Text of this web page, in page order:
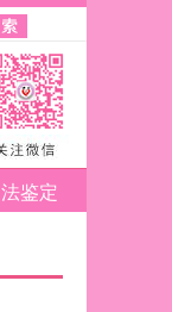
鉴定